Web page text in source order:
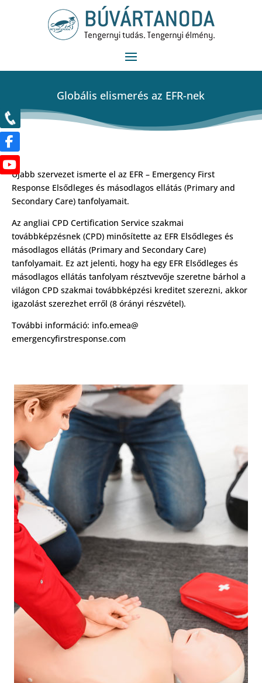
Globális elismerés az EFR-nek
Újabb szervezet ismerte el az EFR – Emergency First
Response Elsődleges és másodlagos ellátás (Primary and
Secondary Care) tanfolyamait.
Az angliai CPD Certification Service szakmai
továbbképzésnek (CPD) minősítette az EFR Elsődleges és
másodlagos ellátás (Primary and Secondary Care)
tanfolyamait. Ez azt jelenti, hogy ha egy EFR Elsődleges és
másodlagos ellátás tanfolyam résztvevője szeretne bárhol a
világon CPD szakmai továbbképzési kreditet szerezni, akkor
igazolást szerezhet erről (8 órányi részvétel).
További információ: info.emea@
emergencyfirstresponse.com